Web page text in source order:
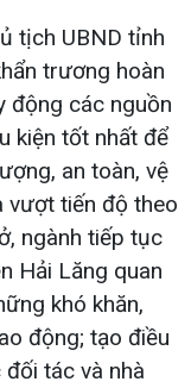
tịch UBND tỉnh
trương hoàn
động các nguồn
kiện tốt nhất để
an toàn, vệ
vượt tiến độ theo
ngành tiếp tục
Hải Lăng quan
khó khăn,
động; tạo điều
tác và nhà